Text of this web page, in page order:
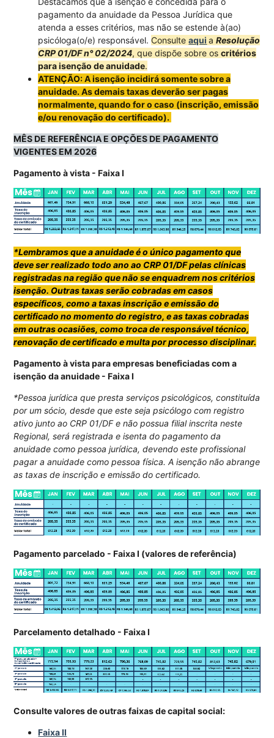
pagamento da anuidade da Pessoa Jurídica que
atenda a esses critérios, mas não se estende à(ao)
psicóloga(o/e) responsável.Consulteaqui aResolução
CRP 01/DF n° 02/2024, que dispõe sobre oscritérios
para isenção de anuidade.
ATENÇÃO: A isenção incidirá somente sobre a
anuidade. As demais taxas deverão ser pagas
normalmente, quando for o caso (inscrição, emissão
e/ou renovação do certificado).
MÊS DE REFERÊNCIA E OPÇÕES DE PAGAMENTO
VIGENTES EM 2026
Pagamento à vista - Faixa I
*Lembramos que a anuidade é o único pagamento que
deve ser realizado todo ano ao CRP 01/DF pelas clínicas
registradas na região que não se enquadrem nos critérios
isenção. Outras taxas serão cobradas em casos
específicos, como a taxas inscrição e emissão do
certificado no momento do registro, e as taxas cobradas
em outras ocasiões, como troca de responsável técnico,
renovação de certificado e multa por processo disciplinar.
Pagamento à vista para empresas beneficiadas com a
isenção da anuidade - Faixa I
*Pessoa jurídica que presta serviços psicológicos, constituída
por um sócio, desde que este seja psicólogo com registro
ativo junto ao CRP 01/DF e não possua filial inscrita neste
Regional, será registrada e isenta do pagamento da
anuidade como pessoa jurídica, devendo este profissional
pagar a anuidade como pessoa física. A isenção não abrange
as taxas de inscrição e emissão do certificado.
Pagamento parcelado - Faixa I (valores de referência)
Parcelamento detalhado - Faixa I
Consulte valores de outras faixas de capital social:
Faixa II